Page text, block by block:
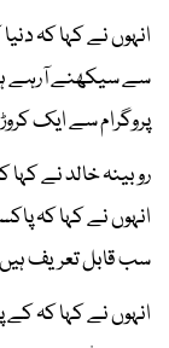
انہوں نے کہا کہ
سے سیکھنے آرہے
پروگرام سے ایک
روبینہ خالد نے کہا
انہوں نے کہا کہ
سب قابل تعریف
انہوں نے کہا کہ کے